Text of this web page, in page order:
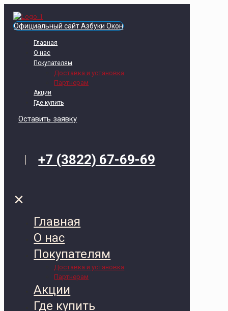
Официальный сайт Азбуки Окон
Главная
О нас
Покупателям
Доставка и установка
Партнерам
Акции
Где купить
Оставить заявку
+7 (3822) 67-69-69
✕
Главная
О нас
Покупателям
Доставка и установка
Партнерам
Акции
Где купить